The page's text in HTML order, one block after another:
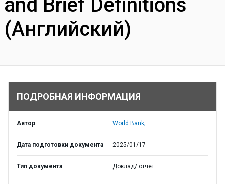
and Brief Definitions
(Английский)
ПОДРОБНАЯ ИНФОРМАЦИЯ
Автор World Bank;
Дата подготовки документа 2025/01/17
Тип документа Доклад/ отчет